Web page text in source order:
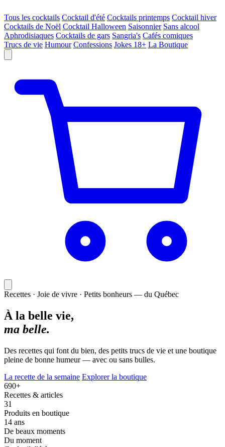
Tous les cocktails Cocktail d'été Cocktails printemps Cocktail hiver
Cocktails de Noël Cocktail Halloween Saisonnier Sans alcool
Aphrodisiaques Cocktails de gars Sangria's Cafés comiques
Trucs de vie Humour Confessions Jokes 18+ La Boutique
Recettes · Joie de vivre · Petits bonheurs — du Québec
À la belle vie,
ma belle.
Des recettes qui font du bien, des petits trucs de vie et une boutique
pleine de bonne humeur — avec ou sans bulles.
La recette de la semaine Explorer la boutique
690+
Recettes & articles
31
Produits en boutique
14 ans
De beaux moments
Du moment